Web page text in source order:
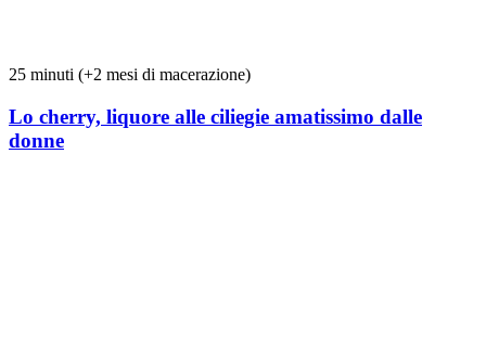
25 minuti (+2 mesi di macerazione)
Lo cherry, liquore alle ciliegie amatissimo dalle
donne